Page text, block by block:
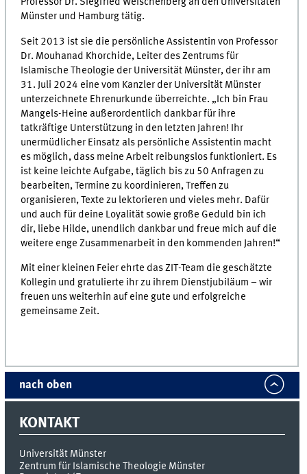
Münster und Hamburg tätig.
Seit 2013 ist sie die persönliche Assistentin von Professor
Dr. Mouhanad Khorchide, Leiter des Zentrums für
Islamische Theologie der Universität Münster, der ihr am
31. Juli 2024 eine vom Kanzler der Universität Münster
unterzeichnete Ehrenurkunde überreichte. „Ich bin Frau
Mangels-Heine außerordentlich dankbar für ihre
tatkräftige Unterstützung in den letzten Jahren! Ihr
unermüdlicher Einsatz als persönliche Assistentin macht
es möglich, dass meine Arbeit reibungslos funktioniert. Es
ist keine leichte Aufgabe, täglich bis zu 50 Anfragen zu
bearbeiten, Termine zu koordinieren, Treffen zu
organisieren, Texte zu lektorieren und vieles mehr. Dafür
und auch für deine Loyalität sowie große Geduld bin ich
dir, liebe Hilde, unendlich dankbar und freue mich auf die
weitere enge Zusammenarbeit in den kommenden Jahren!“
Mit einer kleinen Feier ehrte das ZIT-Team die geschätzte
Kollegin und gratulierte ihr zu ihrem Dienstjubiläum – wir
freuen uns weiterhin auf eine gute und erfolgreiche
gemeinsame Zeit.
nach oben
KONTAKT
Universität Münster
Zentrum für Islamische Theologie Münster